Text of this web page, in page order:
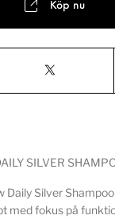
Köp nu
SILVER
Daily Silver
med fokus på